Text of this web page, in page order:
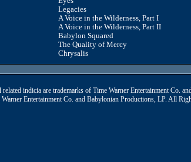
Legacies
A Voice in the Wilderness, Part I
A Voice in the Wilderness, Part II
Babylon Squared
The Quality of Mercy
Chrysalis
indicia are trademarks of Time Warner Entertainment Co.
Entertainment Co. and Babylonian Productions, LP. All